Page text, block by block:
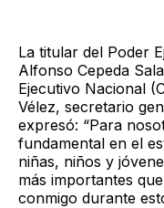
La titular del Poder
Alfonso Cepeda
Ejecutivo Nacional
Vélez, secretario
expresó: “Para
fundamental en el
niñas, niños y
más importantes
conmigo durante